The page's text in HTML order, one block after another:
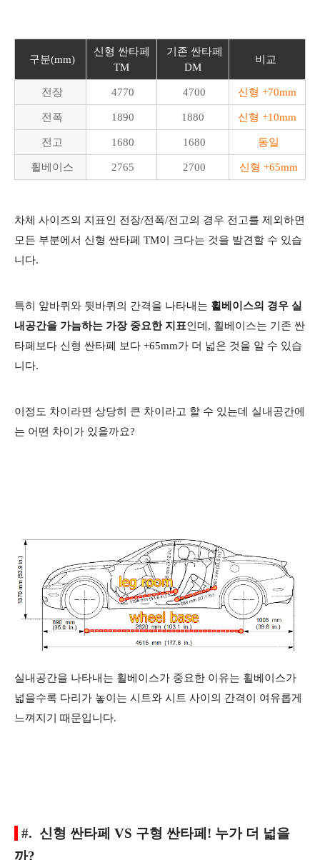
구분(mm)
신형 싼타페
TM
기존 싼타페
DM
비교
전장 4770 4700 신형 +70mm
전폭 1890 1880 신형 +10mm
전고 1680 1680 동일
휠베이스 2765 2700 신형 +65mm
차체 사이즈의 지표인 전장/전폭/전고의 경우 전고를 제외하면
모든 부분에서 신형 싼타페 TM이 크다는 것을 발견할 수 있습
니다.
특히 앞바퀴와 뒷바퀴의 간격을 나타내는 휠베이스의 경우 실
내공간을 가늠하는 가장 중요한 지표인데, 휠베이스는 기존 싼
타페보다 신형 싼타페 보다 +65mm가 더 넓은 것을 알 수 있습
니다.
이정도 차이라면 상당히 큰 차이라고 할 수 있는데 실내공간에
는 어떤 차이가 있을까요?
실내공간을 나타내는 휠베이스가 중요한 이유는 휠베이스가
넓을수록 다리가 놓이는 시트와 시트 사이의 간격이 여유롭게
느껴지기 때문입니다.
#. 신형 싼타페 VS 구형 싼타페! 누가 더 넓을
까?